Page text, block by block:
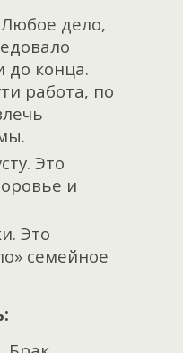
дело,
до конца.
работа, по
Это
и
Это
семейное